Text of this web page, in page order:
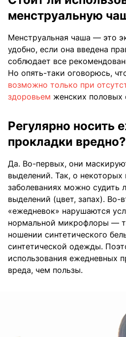
менструальную
Менструальная чаша — это
удобно, если она введена
соблюдает все
Но опять-таки оговорюсь,
возможно только при
здоровьем женских половых
Регулярно носить
прокладки вредно?
Да. Во-первых, они
выделений. Так, о некоторых
заболеваниях можно судить
выделений (цвет, запах).
«ежедневок» нарушаются
нормальной микрофлоры —
ношении синтетического
синтетической одежды.
использования ежедневных
вреда, чем пользы.